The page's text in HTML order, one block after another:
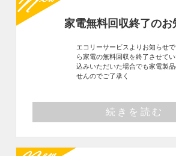
家電無料回収終了のお
エコリーサービスよりお知らせ
ら家電の無料回収を終了させて
込みいただいた場合でも家電製
せんのでご了承く
続きを読む